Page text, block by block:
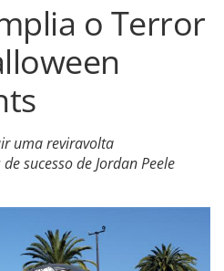
o Terror
uma reviravolta
sucesso de Jordan Peele